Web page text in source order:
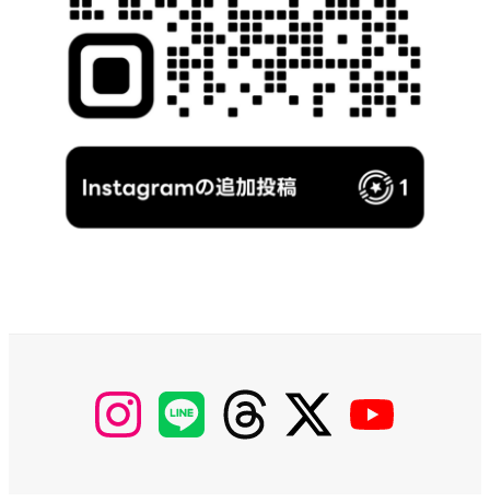
【Instagram】
MyKOBAKO
【LINE】 【threads】 【Twitter】